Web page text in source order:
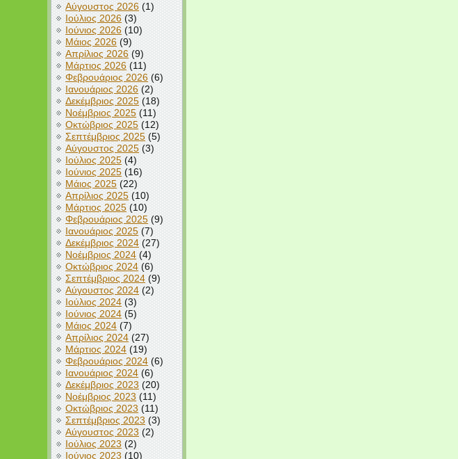
Αύγουστος 2026 (1)
Ιούλιος 2026 (3)
Ιούνιος 2026 (10)
Μάιος 2026 (9)
Απρίλιος 2026 (9)
Μάρτιος 2026 (11)
Φεβρουάριος 2026 (6)
Ιανουάριος 2026 (2)
Δεκέμβριος 2025 (18)
Νοέμβριος 2025 (11)
Οκτώβριος 2025 (12)
Σεπτέμβριος 2025 (5)
Αύγουστος 2025 (3)
Ιούλιος 2025 (4)
Ιούνιος 2025 (16)
Μάιος 2025 (22)
Απρίλιος 2025 (10)
Μάρτιος 2025 (10)
Φεβρουάριος 2025 (9)
Ιανουάριος 2025 (7)
Δεκέμβριος 2024 (27)
Νοέμβριος 2024 (4)
Οκτώβριος 2024 (6)
Σεπτέμβριος 2024 (9)
Αύγουστος 2024 (2)
Ιούλιος 2024 (3)
Ιούνιος 2024 (5)
Μάιος 2024 (7)
Απρίλιος 2024 (27)
Μάρτιος 2024 (19)
Φεβρουάριος 2024 (6)
Ιανουάριος 2024 (6)
Δεκέμβριος 2023 (20)
Νοέμβριος 2023 (11)
Οκτώβριος 2023 (11)
Σεπτέμβριος 2023 (3)
Αύγουστος 2023 (2)
Ιούλιος 2023 (2)
Ιούνιος 2023 (10)